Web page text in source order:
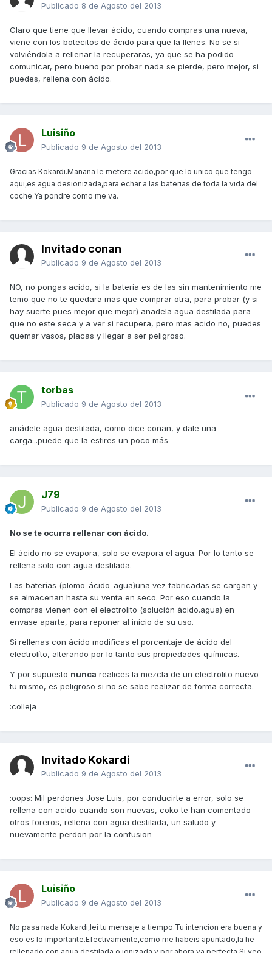
Publicado 8 de Agosto del 2013
Claro que tiene que llevar ácido, cuando compras una nueva,
viene con los botecitos de ácido para que la llenes. No se si
volviéndola a rellenar la recuperaras, ya que se ha podido
comunicar, pero bueno por probar nada se pierde, pero mejor, si
puedes, rellena con ácido.
Luisiño
Publicado 9 de Agosto del 2013
Gracias Kokardi.Mañana le metere acido,por que lo unico que tengo
aqui,es agua desionizada,para echar a las baterias de toda la vida del
coche.Ya pondre como me va.
Invitado conan
Publicado 9 de Agosto del 2013
NO, no pongas acido, si la bateria es de las sin mantenimiento me
temo que no te quedara mas que comprar otra, para probar (y si
hay suerte pues mejor que mejor) añadela agua destilada para
que no este seca y a ver si recupera, pero mas acido no, puedes
quemar vasos, placas y llegar a ser peligroso.
torbas
Publicado 9 de Agosto del 2013
añádele agua destilada, como dice conan, y dale una
carga...puede que la estires un poco más
J79
Publicado 9 de Agosto del 2013
No se te ocurra rellenar con ácido.
El ácido no se evapora, solo se evapora el agua. Por lo tanto se
rellena solo con agua destilada.
Las baterías (plomo-ácido-agua)una vez fabricadas se cargan y
se almacenan hasta su venta en seco. Por eso cuando la
compras vienen con el electrolito (solución ácido.agua) en
envase aparte, para reponer al inicio de su uso.
Si rellenas con ácido modificas el porcentaje de ácido del
electrolíto, alterando por lo tanto sus propiedades químicas.
Y por supuesto nunca realices la mezcla de un electrolito nuevo
tu mismo, es peligroso si no se sabe realizar de forma correcta.
:colleja
Invitado Kokardi
Publicado 9 de Agosto del 2013
:oops: Mil perdones Jose Luis, por conducirte a error, solo se
rellena con acido cuando son nuevas, coko te han comentado
otros foreros, rellena con agua destilada, un saludo y
nuevamente perdon por la confusion
Luisiño
Publicado 9 de Agosto del 2013
No pasa nada Kokardi,lei tu mensaje a tiempo.Tu intencion era buena y
eso es lo importante.Efectivamente,como me habeis apuntado,la he